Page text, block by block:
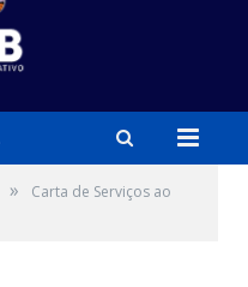
»
Carta de Serviços ao